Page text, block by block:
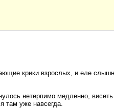
крики взрослых, и еле
нетерпимо медленно, висеть
там уже навсегда.